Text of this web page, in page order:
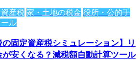
資産税 家・土地の税金 役所・公的手
ル
の固定資産税シミュレーション】リ
安くなる？減税額自動計算ツール